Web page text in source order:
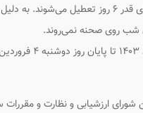
تئاترهای سراسر کشور همزمان با شب‌های قدر ۶ روز
روی صحنه نمی‌روند.
ارزشیابی و نظارت و مقررات